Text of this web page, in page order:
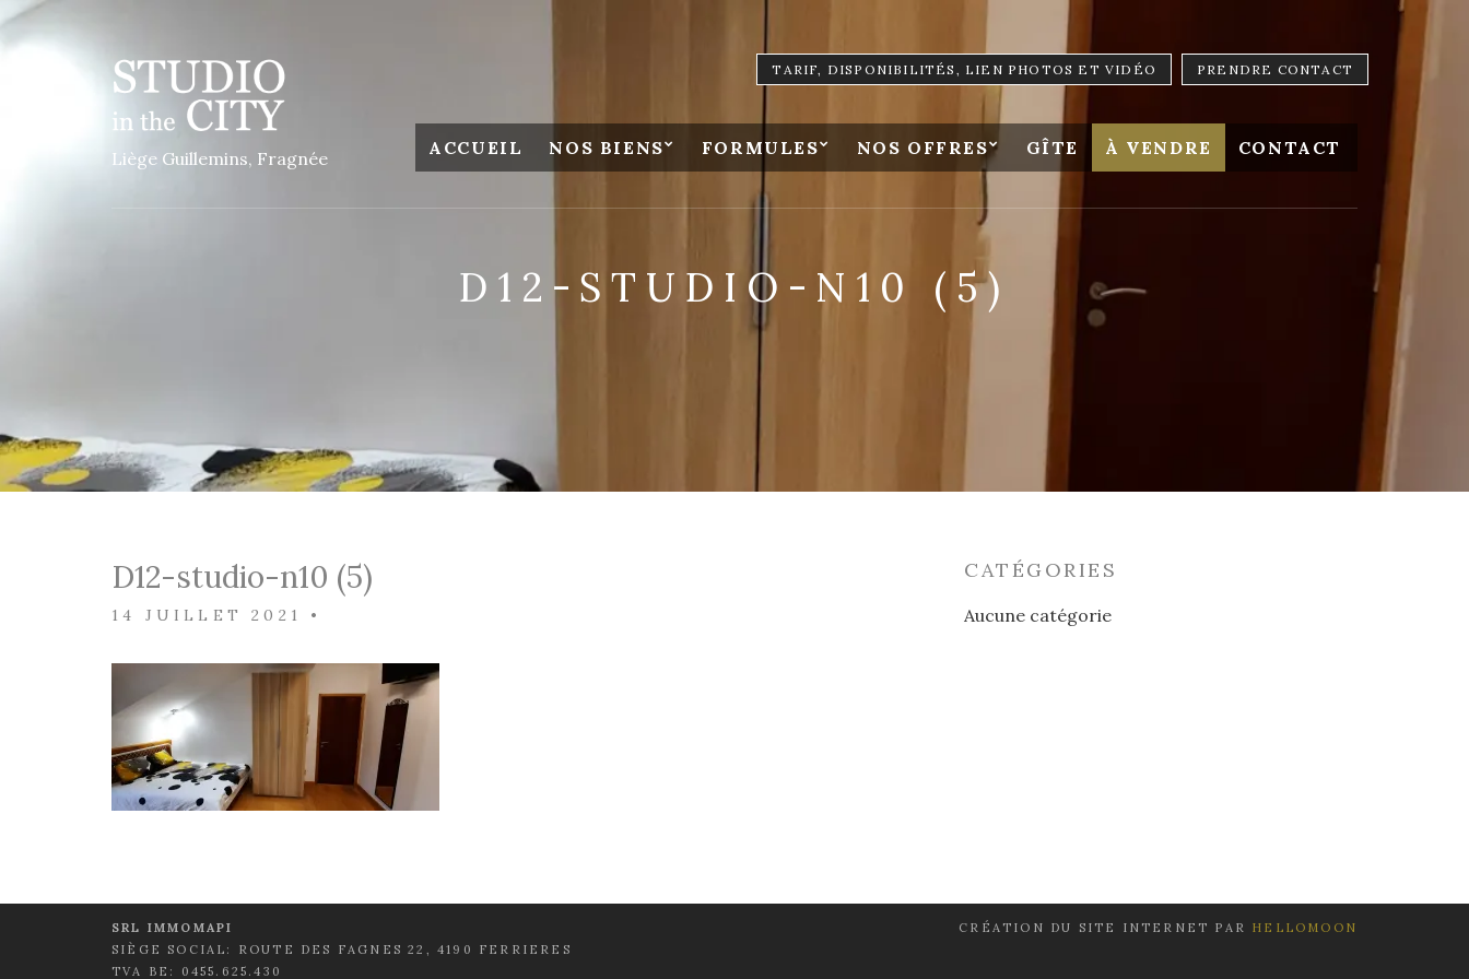
TARIF, DISPONIBILITÉS, LIEN PHOTOS ET VIDÉO PRENDRE CONTACT
Liège Guillemins, Fragnée ACCUEIL NOS BIENS FORMULES NOS OFFRES GÎTE À VENDRE CONTACT
D12-STUDIO-N10 (5)
D12-studio-n10 (5)
14 JUILLET 2021 •
CATÉGORIES
Aucune catégorie
SRL IMMOMAPI
SIÈGE SOCIAL: ROUTE DES FAGNES 22, 4190 FERRIERES
TVA BE: 0455.625.430
CRÉATION DU SITE INTERNET PAR HELLOMOON